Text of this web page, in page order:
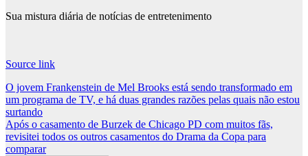
Sua mistura diária de notícias de entretenimento
Source link
Post
navigation
O jovem Frankenstein de Mel Brooks está sendo transformado em
um programa de TV, e há duas grandes razões pelas quais não estou
surtando
Após o casamento de Burzek de Chicago PD com muitos fãs,
revisitei todos os outros casamentos do Drama da Copa para
comparar